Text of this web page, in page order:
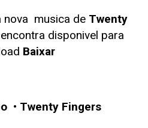
nova musica de Twenty
disponivel para
Baixar
• Twenty Fingers